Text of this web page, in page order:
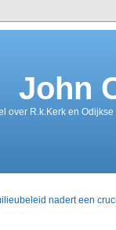
John
over R.k.Kerk en
nadert een